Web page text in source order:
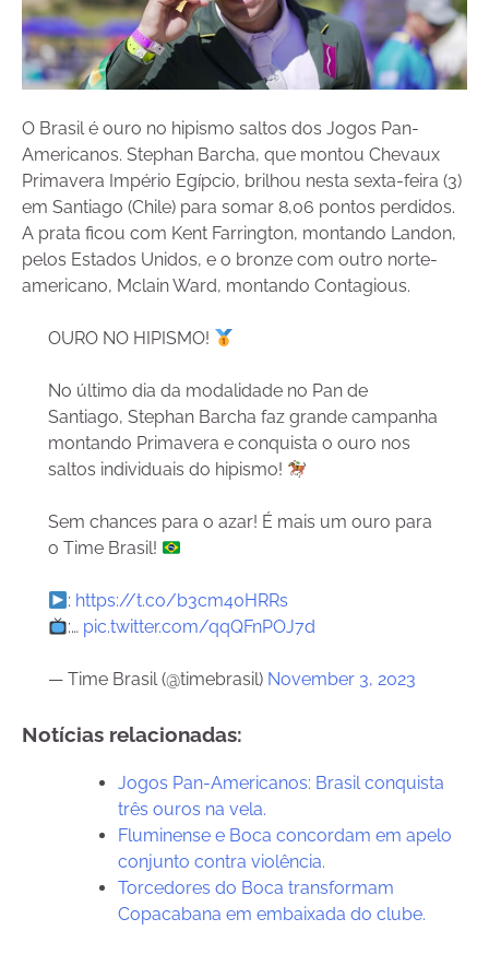
O Brasil é ouro no hipismo saltos dos Jogos Pan-
Americanos. Stephan Barcha, que montou Chevaux
Primavera Império Egípcio, brilhou nesta sexta-feira (3)
em Santiago (Chile) para somar 8,06 pontos perdidos.
A prata ficou com Kent Farrington, montando Landon,
pelos Estados Unidos, e o bronze com outro norte-
americano, Mclain Ward, montando Contagious.
OURO NO HIPISMO!
No último dia da modalidade no Pan de
Santiago, Stephan Barcha faz grande campanha
montando Primavera e conquista o ouro nos
saltos individuais do hipismo!
Sem chances para o azar! É mais um ouro para
o Time Brasil!
: https://t.co/b3cm40HRRs
:… pic.twitter.com/qqQFnPOJ7d
— Time Brasil (@timebrasil) November 3, 2023
Notícias relacionadas:
Jogos Pan-Americanos: Brasil conquista
três ouros na vela.
Fluminense e Boca concordam em apelo
conjunto contra violência.
Torcedores do Boca transformam
Copacabana em embaixada do clube.